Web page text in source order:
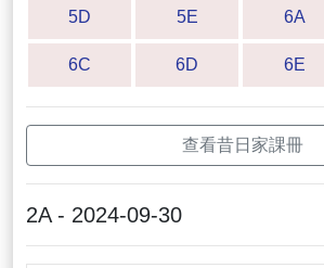
5D 5E 6A
6C 6D 6E
查看昔日家課冊
2A - 2024-09-30